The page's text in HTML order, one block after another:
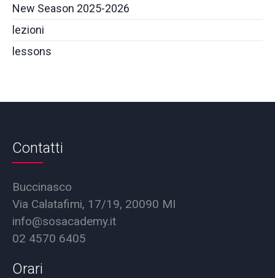
New Season 2025-2026
lezioni
lessons
Contatti
Buccinasco
Via Calatafimi, 17/19, 20090 MI
info@sosacademy.it
02 4570 6405
Orari